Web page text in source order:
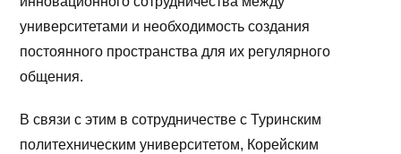
университетами и необходимость создания
постоянного пространства для их регулярного
общения.
В связи с этим в сотрудничестве с Туринским
политехническим университетом, Корейским